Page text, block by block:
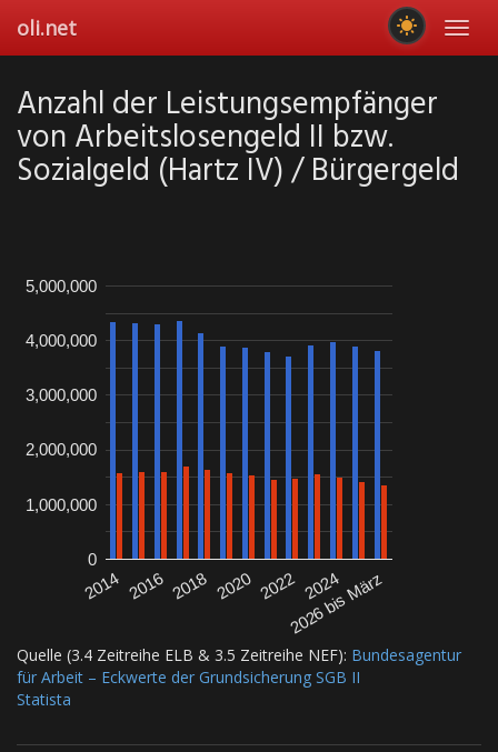
main
oli.net
Anzahl der Leistungsempfänger
von Arbeitslosengeld II bzw.
Sozialgeld (Hartz IV) / Bürgergeld
2014 2016 2018 2020 2022 2024
2026 bis März
0
1,000,000
2,000,000
3,000,000
4,000,000
5,000,000
Quelle (3.4 Zeitreihe ELB & 3.5 Zeitreihe NEF): Bundesagentur
für Arbeit – Eckwerte der Grundsicherung SGB II
Statista